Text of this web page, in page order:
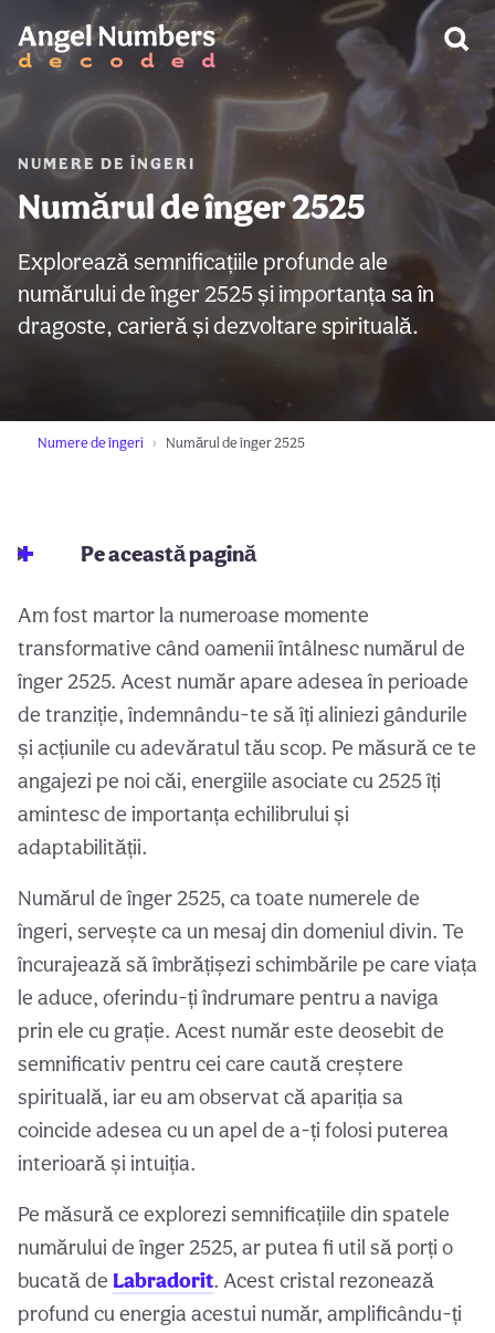
NUMERE DE ÎNGERI
Numărul de înger 2525
Explorează semnificațiile profunde ale
numărului de înger 2525 și importanța sa în
dragoste, carieră și dezvoltare spirituală.
Numere de îngeri Numărul de înger 2525
Pe această pagină
Am fost martor la numeroase momente
transformative când oamenii întâlnesc numărul de
înger 2525. Acest număr apare adesea în perioade
de tranziție, îndemnându-te să îți aliniezi gândurile
și acțiunile cu adevăratul tău scop. Pe măsură ce te
angajezi pe noi căi, energiile asociate cu 2525 îți
amintesc de importanța echilibrului și
adaptabilității.
Numărul de înger 2525, ca toate numerele de
îngeri, servește ca un mesaj din domeniul divin. Te
încurajează să îmbrățișezi schimbările pe care viața
le aduce, oferindu-ți îndrumare pentru a naviga
prin ele cu grație. Acest număr este deosebit de
semnificativ pentru cei care caută creștere
spirituală, iar eu am observat că apariția sa
coincide adesea cu un apel de a-ți folosi puterea
interioară și intuiția.
Pe măsură ce explorezi semnificațiile din spatele
numărului de înger 2525, ar putea fi util să porți o
bucată de Labradorit. Acest cristal rezonează
profund cu energia acestui număr, amplificându-ți
AVERTIZARE: